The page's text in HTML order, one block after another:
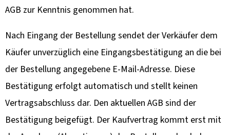
AGB zur Kenntnis genommen hat.
Nach Eingang der Bestellung sendet der Verkäufer dem
Käufer unverzüglich eine Eingangsbestätigung an die bei
der Bestellung angegebene E-Mail-Adresse. Diese
Bestätigung erfolgt automatisch und stellt keinen
Vertragsabschluss dar. Den aktuellen AGB sind der
Bestätigung beigefügt. Der Kaufvertrag kommt erst mit